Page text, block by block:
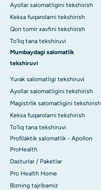
Ayollar salomatligini tekshirish
Keksa fuqarolarni tekshirish
Qon tomir xavfini tekshirish
To'liq tana tekshiruvi
Mumbaydagi salomatlik
tekshiruvi
Yurak salomatligi tekshiruvi
Ayollar salomatligini tekshirish
Magistrlik salomatligini tekshirish
Keksa fuqarolarni tekshirish
To'liq tana tekshiruvi
Profilaktik salomatlik - Apollon
ProHealth
Dasturlar / Paketlar
Pro Health Home
Bizning tajribamiz